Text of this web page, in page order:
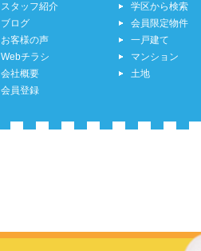
スタッフ紹介
ブログ
お客様の声
Webチラシ
会社概要
会員登録
学区から検索
会員限定物件
一戸建て
マンション
土地